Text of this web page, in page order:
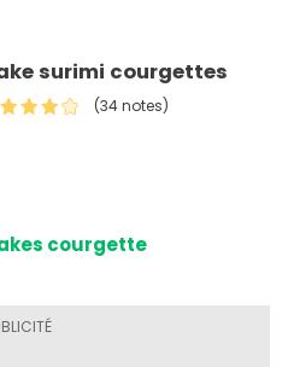
surimi courgettes
(34 notes)
courgette